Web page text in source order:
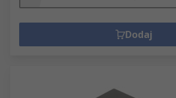
Dodaj